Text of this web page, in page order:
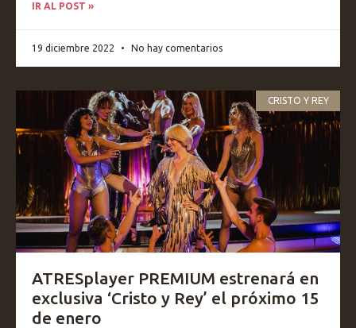
IR AL POST »
19 diciembre 2022 No hay comentarios
CRISTO Y REY
ATRESplayer PREMIUM estrenará en
exclusiva ‘Cristo y Rey’ el próximo 15
de enero